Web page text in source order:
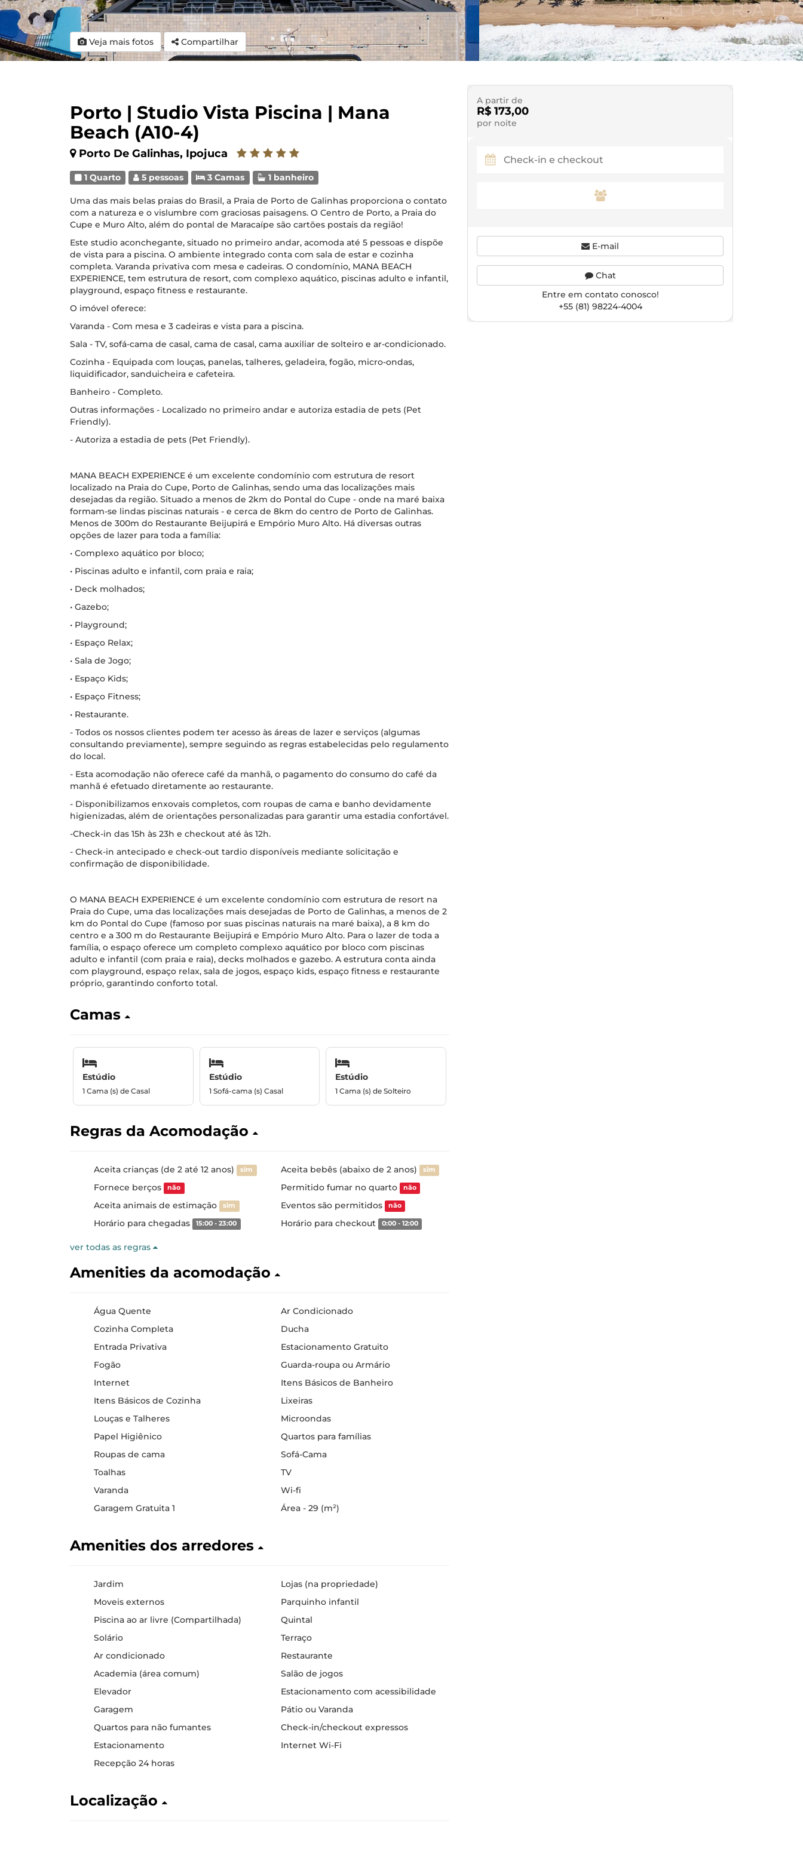
Veja mais fotos Compartilhar
Porto | Studio Vista Piscina | Mana
Beach (A10-4)
Porto De Galinhas, Ipojuca
1 Quarto 5 pessoas 3 Camas 1 banheiro
Uma das mais belas praias do Brasil, a Praia de Porto de Galinhas proporciona o contato
com a natureza e o vislumbre com graciosas paisagens. O Centro de Porto, a Praia do
Cupe e Muro Alto, além do pontal de Maracaípe são cartões postais da região!
Este studio aconchegante, situado no primeiro andar, acomoda até 5 pessoas e dispõe
de vista para a piscina. O ambiente integrado conta com sala de estar e cozinha
completa. Varanda privativa com mesa e cadeiras. O condomínio, MANA BEACH
EXPERIENCE, tem estrutura de resort, com complexo aquático, piscinas adulto e infantil,
playground, espaço fitness e restaurante.
O imóvel oferece:
Varanda - Com mesa e 3 cadeiras e vista para a piscina.
Sala - TV, sofá-cama de casal, cama de casal, cama auxiliar de solteiro e ar-condicionado.
Cozinha - Equipada com louças, panelas, talheres, geladeira, fogão, micro-ondas,
liquidificador, sanduicheira e cafeteira.
Banheiro - Completo.
Outras informações - Localizado no primeiro andar e autoriza estadia de pets (Pet
Friendly).
- Autoriza a estadia de pets (Pet Friendly).
MANA BEACH EXPERIENCE é um excelente condomínio com estrutura de resort
localizado na Praia do Cupe, Porto de Galinhas, sendo uma das localizações mais
desejadas da região. Situado a menos de 2km do Pontal do Cupe - onde na maré baixa
formam-se lindas piscinas naturais - e cerca de 8km do centro de Porto de Galinhas.
Menos de 300m do Restaurante Beijupirá e Empório Muro Alto. Há diversas outras
opções de lazer para toda a família:
• Complexo aquático por bloco;
• Piscinas adulto e infantil, com praia e raia;
• Deck molhados;
• Gazebo;
• Playground;
• Espaço Relax;
• Sala de Jogo;
• Espaço Kids;
• Espaço Fitness;
• Restaurante.
- Todos os nossos clientes podem ter acesso às áreas de lazer e serviços (algumas
consultando previamente), sempre seguindo as regras estabelecidas pelo regulamento
do local.
- Esta acomodação não oferece café da manhã, o pagamento do consumo do café da
manhã é efetuado diretamente ao restaurante.
- Disponibilizamos enxovais completos, com roupas de cama e banho devidamente
higienizadas, além de orientações personalizadas para garantir uma estadia confortável.
-Check-in das 15h às 23h e checkout até às 12h.
- Check-in antecipado e check-out tardio disponíveis mediante solicitação e
confirmação de disponibilidade.
O MANA BEACH EXPERIENCE é um excelente condomínio com estrutura de resort na
Praia do Cupe, uma das localizações mais desejadas de Porto de Galinhas, a menos de 2
km do Pontal do Cupe (famoso por suas piscinas naturais na maré baixa), a 8 km do
centro e a 300 m do Restaurante Beijupirá e Empório Muro Alto. Para o lazer de toda a
família, o espaço oferece um completo complexo aquático por bloco com piscinas
adulto e infantil (com praia e raia), decks molhados e gazebo. A estrutura conta ainda
com playground, espaço relax, sala de jogos, espaço kids, espaço fitness e restaurante
próprio, garantindo conforto total.
Camas
Estúdio
1 Cama (s) de Casal
Estúdio
1 Sofá-cama (s) Casal
Estúdio
1 Cama (s) de Solteiro
Regras da Acomodação
Aceita crianças (de 2 até 12 anos) sim Aceita bebês (abaixo de 2 anos) sim
Fornece berços não Permitido fumar no quarto não
Aceita animais de estimação sim Eventos são permitidos não
Horário para chegadas 15:00 - 23:00 Horário para checkout 0:00 - 12:00
ver todas as regras
Amenities da acomodação
Água Quente
Ar Condicionado
Cozinha Completa
Ducha
Entrada Privativa
Estacionamento Gratuito
Fogão
Guarda-roupa ou Armário
Internet
Itens Básicos de Banheiro
Itens Básicos de Cozinha
Lixeiras
Louças e Talheres
Microondas
Papel Higiênico
Quartos para famílias
Roupas de cama
Sofá-Cama
Toalhas
TV
Varanda
Wi-fi
Garagem Gratuita 1
Área - 29 (m²)
Amenities dos arredores
Jardim
Lojas (na propriedade)
Moveis externos
Parquinho infantil
Piscina ao ar livre (Compartilhada)
Quintal
Solário
Terraço
Ar condicionado
Restaurante
Academia (área comum)
Salão de jogos
Elevador
Estacionamento com acessibilidade
Garagem
Pátio ou Varanda
Quartos para não fumantes
Check-in/checkout expressos
Estacionamento
Internet Wi-Fi
Recepção 24 horas
Localização
A partir de
R$ 173,00
por noite
E-mail
Chat
Entre em contato conosco!
+55 (81) 98224-4004